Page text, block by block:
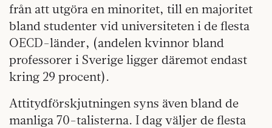
från att utgöra en minoritet, till en majoritet
bland studenter vid universiteten i de flesta
OECD-länder, (andelen kvinnor bland
professorer i Sverige ligger däremot endast
kring 29 procent).
Attitydförskjutningen syns även bland de
manliga 70-talisterna. I dag väljer de flesta